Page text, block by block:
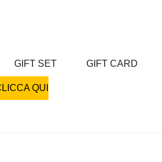
GIFT SET GIFT CARD
QUI